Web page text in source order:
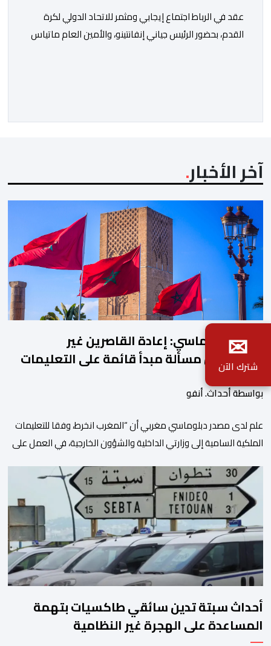
عقد في الرباط اجتماع إيجابي ومثمر للاتحاد الدولي لكرة
القدم، بحضور الرئيس جياني إنفانتينو، والأمين العام ماتياس
المسؤول الوحيد المباشر والمنتخب من قِبل 211 اتحادا […]
آخر الأخبار
مصدر دبلوماسي: إعادة القاصرين غير
المرفوقين مسألة مبدأ قائمة على التعليمات
الملكية السامية
بواسطة أحداث. أنفو
علم لدى مصدر دبلوماسي مغربي أن “المغرب انخرط، وفقا للتعليمات
الملكية السامية إلى وزارتي الداخلية والشؤون الخارجية، في العمل على
هذا الإطار، أكد أن المملكة المغربية مستعدة للتنسيق مع شركائها
الإسبان والأوروبيين من أجل إعادة القاصرين غير المرفوقين. وأعرب
المصدر ذاته عن الأسف لكونه “في […]
أحداث سبتة تدين سائقي طاكسيات بتهمة
المساعدة على الهجرة غير النظامية
✉
شترك الآن